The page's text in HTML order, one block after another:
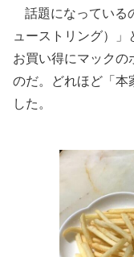
話題になっている
ューストリング）」
お買い得にマックの
のだ。どれほど「本
した。